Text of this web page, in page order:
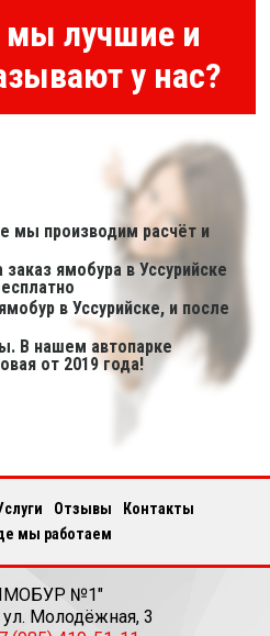
мы лучшие и
у нас?
мы производим расчёт и
ямобура в Уссурийске
в Уссурийске, и после
В нашем автопарке
от 2019 года!
Отзывы
Контакты
мы работаем
№1"
ул. Молодёжная, 3